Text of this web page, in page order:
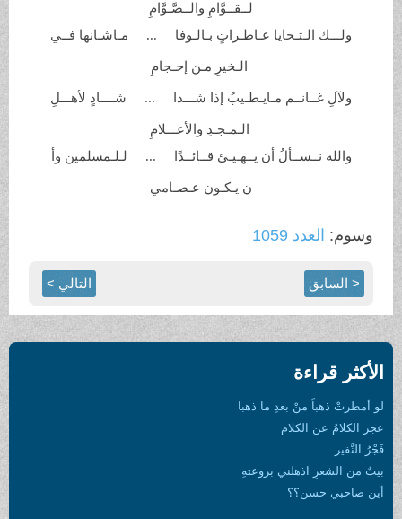
لــقــوَّامِ والــصَّـوَّامِ
ولـــك الـتـحايا عـاطـراتٍ بـالـوفا ... مـاشـانها فــي
الـخيرِ مـنإحـجامِ
ولآلِ غــانــم مـايـطـيبُ إذا شـــدا ... شــــادٍ لأهـــلِ
الـمـجـدِ والأعـــلامِ
والله نــســألُ أن يــهـيـئقــائــدًا ... لـلـمسلمين وأ
ن يـكـونعـصـامي
وسوم:العدد 1059
< السابق التالي >
الأكثر قراءة
لو أمطرتْ ذهباً منْ بعدِ ما ذهبا
عجز الكلامُ عن الكلام
فَجْرُ النَّفير
بيتٌ من الشعرِ اذهلني بروعتهِ
أين صاحبي حسن؟؟